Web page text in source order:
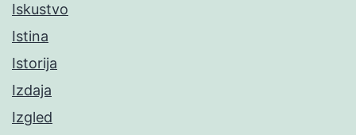
Iskustvo
Istina
Istorija
Izdaja
Izgled